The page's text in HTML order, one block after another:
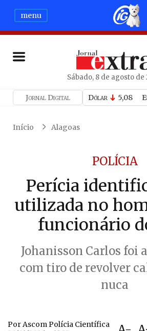
menu
Sábado, 8 de agosto de
Jornal Digital Dólar 5,08
Início Alagoas
POLÍCIA
Perícia
utilizada no
funcionário
Johanisson Carlos foi
com tiro de revolver
nuca
Por Ascom Polícia Científica